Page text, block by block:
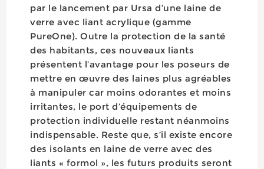
par le lancement par Ursa d’une laine de
verre avec liant acrylique (gamme
PureOne). Outre la protection de la santé
des habitants, ces nouveaux liants
présentent l’avantage pour les poseurs de
mettre en œuvre des laines plus agréables
à manipuler car moins odorantes et moins
irritantes, le port d’équipements de
protection individuelle restant néanmoins
indispensable. Reste que, s’il existe encore
des isolants en laine de verre avec des
liants « formol », les futurs produits seront